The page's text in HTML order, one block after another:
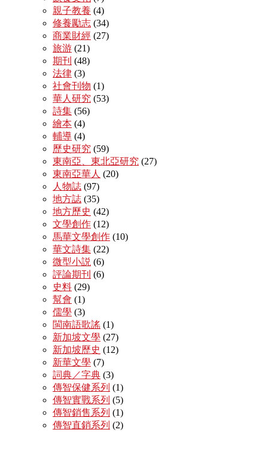
親子教養 (4)
修養勵志 (34)
商業財經 (27)
旅游 (21)
期刊 (48)
法律 (3)
社會刊物 (1)
華人研究 (53)
詩集 (56)
繪本 (4)
輔導 (4)
歷史研究 (59)
東南亞、東北亞研究 (27)
東南亞華人 (20)
人物誌 (97)
地方誌 (35)
地方歷史 (42)
文學創作 (12)
馬華文學創作 (10)
華文詩集 (22)
微型小説 (6)
評論期刊 (6)
史料 (29)
幫會 (1)
儒學 (3)
閩南語歌謠 (1)
新加坡文學 (27)
新加坡歷史 (12)
新華文學 (7)
詞典／字典 (3)
傳智保健系列 (1)
傳智實戰系列 (5)
傳智銷售系列 (1)
傳智直銷系列 (2)